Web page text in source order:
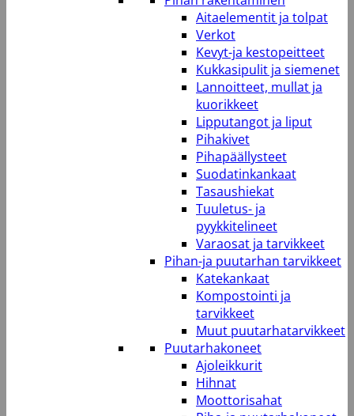
Aitaelementit ja tolpat
Verkot
Kevyt-ja kestopeitteet
Kukkasipulit ja siemenet
Lannoitteet, mullat ja
kuorikkeet
Lipputangot ja liput
Pihakivet
Pihapäällysteet
Suodatinkankaat
Tasaushiekat
Tuuletus- ja
pyykkitelineet
Varaosat ja tarvikkeet
Pihan-ja puutarhan tarvikkeet
Katekankaat
Kompostointi ja
tarvikkeet
Muut puutarhatarvikkeet
Puutarhakoneet
Ajoleikkurit
Hihnat
Moottorisahat